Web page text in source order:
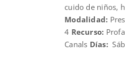
cuido de niños,
Modalidad:
4 Recurso:
Canals Días: